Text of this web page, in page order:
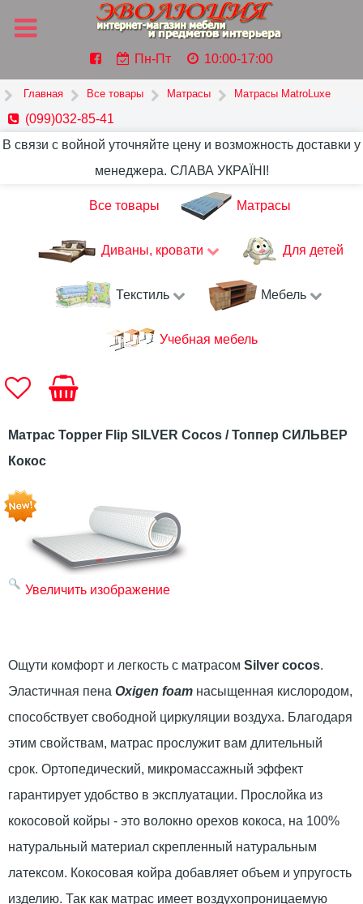
Пн-Пт 10:00-17:00
Главная Все товары Матрасы Матрасы MatroLuxe
(099)032-85-41
В связи с войной уточняйте цену и возможность доставки у
менеджера. СЛАВА УКРАЇНІ!
Все товары Матрасы
Диваны, кровати Для детей
Текстиль Мебель
Учебная мебель
Матрас Topper Flip SILVER Cocos / Топпер СИЛЬВЕР
Кокос
Увеличить изображение
Ощути комфорт и легкость с матрасом Silver cocos.
Эластичная пена Oxigen foam насыщенная кислородом,
способствует свободной циркуляции воздуха. Благодаря
этим свойствам, матрас прослужит вам длительный
срок. Ортопедический, микромассажный эффект
гарантирует удобство в эксплуатации. Прослойка из
кокосовой койры - это волокно орехов кокоса, на 100%
натуральный материал скрепленный натуральным
латексом. Кокосовая койра добавляет объем и упругость
изделию. Так как матрас имеет воздухопроницаемую